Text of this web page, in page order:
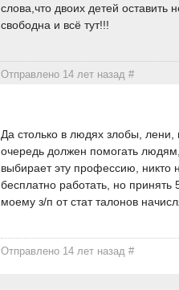
слова,что двоих детей
свободна и всё тут!!!
Отправлено 14 лет назад#
Да столько в людях злобы,
очередь должен помогать
выбирает эту профессию, никто
бесплатно работать, но
моему з/п от стат талонов
Отправлено 14 лет назад#